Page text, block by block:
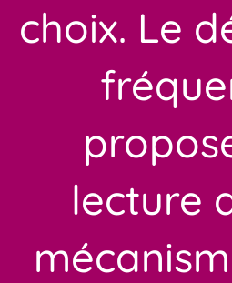
choix. Le
lecture